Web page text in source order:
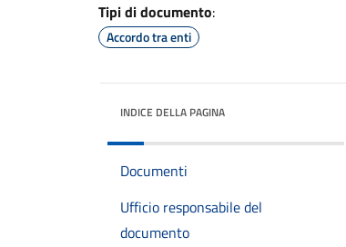
Tipi di documento:
Accordo tra enti
INDICE DELLA PAGINA
Documenti
Ufficio responsabile del
documento